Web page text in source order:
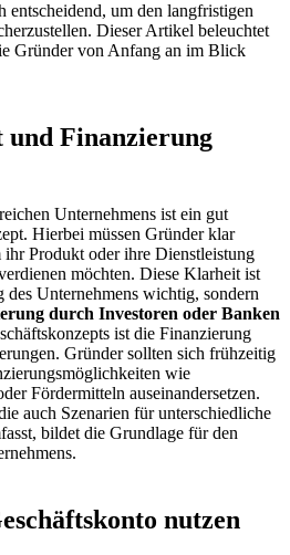
entscheidend, um den langfristigen
Dieser Artikel beleuchtet
Gründer von Anfang an im Blick
und Finanzierung
Unternehmens ist ein gut
Hierbei müssen Gründer klar
Produkt oder ihre Dienstleistung
möchten. Diese Klarheit ist
Unternehmens wichtig, sondern
durch Investoren oder Banken
ist die Finanzierung
Gründer sollten sich frühzeitig
wie
Fördermitteln auseinandersetzen.
auch Szenarien für unterschiedliche
bildet die Grundlage für den
nutzen